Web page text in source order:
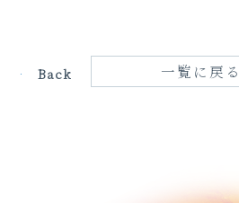
Back 一覧に戻る